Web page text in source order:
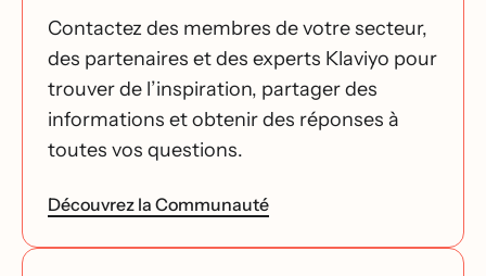
Contactez des membres de votre secteur,
des partenaires et des experts Klaviyo pour
trouver de l’inspiration, partager des
informations et obtenir des réponses à
toutes vos questions.
Découvrez la Communauté